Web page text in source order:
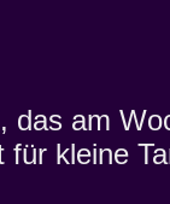
das am
kleine